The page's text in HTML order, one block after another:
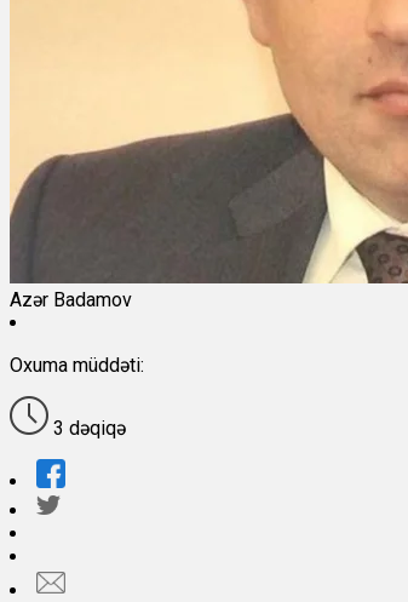
Azər Badamov
Oxuma müddəti:
3 dəqiqə